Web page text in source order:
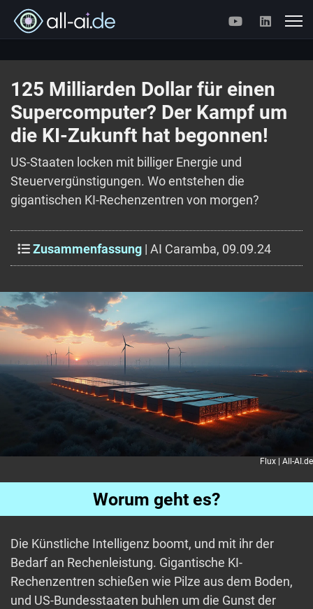
125 Milliarden Dollar für einen
Supercomputer? Der Kampf um
die KI-Zukunft hat begonnen!
US-Staaten locken mit billiger Energie und
Steuervergünstigungen. Wo entstehen die
gigantischen KI-Rechenzentren von morgen?
Zusammenfassung | AI Caramba, 09.09.24
Flux | All-AI.de
Worum geht es?
Die Künstliche Intelligenz boomt, und mit ihr der
Bedarf an Rechenleistung. Gigantische KI-
Rechenzentren schießen wie Pilze aus dem Boden,
und US-Bundesstaaten buhlen um die Gunst der